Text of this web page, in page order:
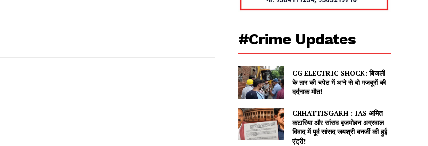
#Crime Updates
CG ELECTRIC SHOCK: बिजली
के तार की चपेट में आने से दो मजदूरों की
दर्दनाक मौत!
CHHATTISGARH : IAS अमित
कटारिया और सांसद बृजमोहन अग्रवाल
विवाद में पूर्व सांसद जयश्री बनर्जी की हुई
एंट्री!